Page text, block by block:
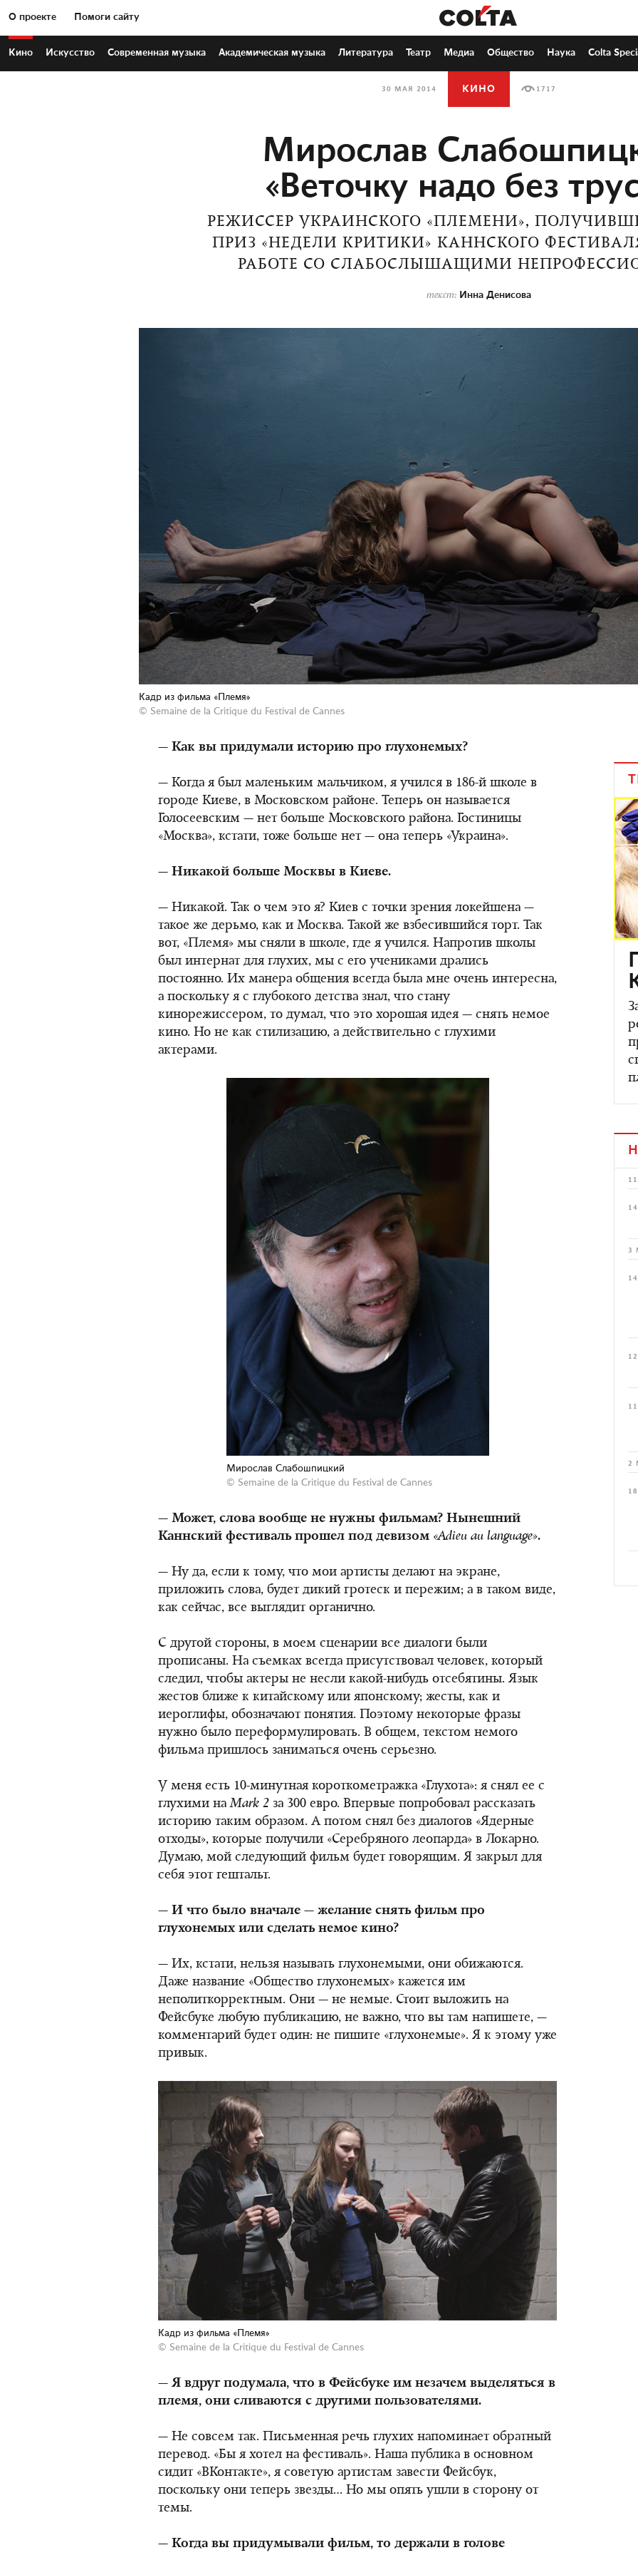
О проекте Помоги сайту
Кино Искусство Современная музыка Академическая музыка Литература Театр Медиа Общество Наука Colta
30 МАЯ 2014 КИНО 1717
Мирослав
«Веточку надо без
РЕЖИССЕР УКРАИНСКОГО «ПЛЕМЕНИ»,
ПРИЗ «НЕДЕЛИ КРИТИКИ» КАННСКОГО
РАБОТЕ СО СЛАБОСЛЫШАЩИМИ
текст: Инна Денисова
Кадр из фильма «Племя»
© Semaine de la Critique du Festival de Cannes
— Как вы придумали историю про глухонемых?
— Когда я был маленьким мальчиком, я учился в 186-й школе в
городе Киеве, в Московском районе. Теперь он называется
Голосеевским — нет больше Московского района. Гостиницы
«Москва», кстати, тоже больше нет — она теперь «Украина».
— Никакой больше Москвы в Киеве.
— Никакой. Так о чем это я? Киев с точки зрения локейшена —
такое же дерьмо, как и Москва. Такой же взбесившийся торт. Так
вот, «Племя» мы сняли в школе, где я учился. Напротив школы
был интернат для глухих, мы с его учениками дрались
постоянно. Их манера общения всегда была мне очень интересна,
а поскольку я с глубокого детства знал, что стану
кинорежиссером, то думал, что это хорошая идея — снять немое
кино. Но не как стилизацию, а действительно с глухими
актерами.
Мирослав Слабошпицкий
© Semaine de la Critique du Festival de Cannes
— Может, слова вообще не нужны фильмам? Нынешний
Каннский фестиваль прошел под девизом «Adieu au language».
— Ну да, если к тому, что мои артисты делают на экране,
приложить слова, будет дикий гротеск и пережим; а в таком виде,
как сейчас, все выглядит органично.
С другой стороны, в моем сценарии все диалоги были
прописаны. На съемках всегда присутствовал человек, который
следил, чтобы актеры не несли какой-нибудь отсебятины. Язык
жестов ближе к китайскому или японскому; жесты, как и
иероглифы, обозначают понятия. Поэтому некоторые фразы
нужно было переформулировать. В общем, текстом немого
фильма пришлось заниматься очень серьезно.
У меня есть 10-минутная короткометражка «Глухота»: я снял ее с
глухими наMark 2 за 300 евро. Впервые попробовал рассказать
историю таким образом. А потом снял без диалогов «Ядерные
отходы», которые получили «Серебряного леопарда» в Локарно.
Думаю, мой следующий фильм будет говорящим. Я закрыл для
себя этот гештальт.
— И что было вначале — желание снять фильм про
глухонемых или сделать немое кино?
— Их, кстати, нельзя называть глухонемыми, они обижаются.
Даже название «Общество глухонемых» кажется им
неполиткорректным. Они — не немые. Стоит выложить на
Фейсбуке любую публикацию, не важно, что вы там напишете, —
комментарий будет один: не пишите «глухонемые». Я к этому уже
привык.
Кадр из фильма «Племя»
© Semaine de la Critique du Festival de Cannes
— Я вдруг подумала, что в Фейсбуке им незачем выделяться в
племя, они сливаются с другими пользователями.
— Не совсем так. Письменная речь глухих напоминает обратный
перевод. «Бы я хотел на фестиваль». Наша публика в основном
сидит «ВКонтакте», я советую артистам завести Фейсбук,
поскольку они теперь звезды… Но мы опять ушли в сторону от
темы.
— Когда вы придумывали фильм, то держали в голове
3
2